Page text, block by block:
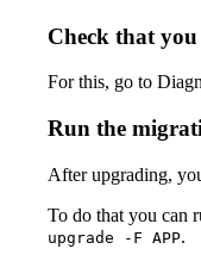
Check that
For this, go to
Run the
After upgrading,
To do that you can
upgrade -F APP.